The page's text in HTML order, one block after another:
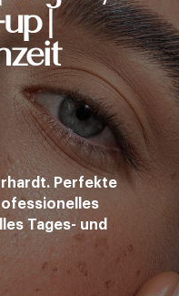
|
Perfekte
Tages- und